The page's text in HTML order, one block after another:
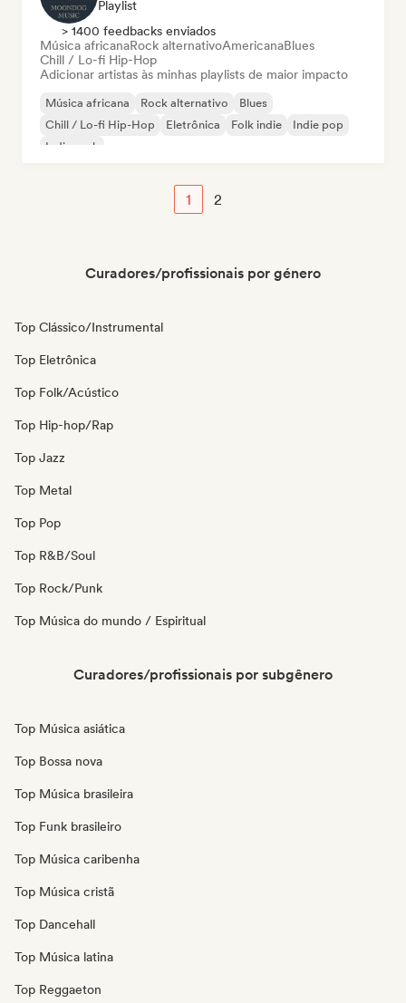
Playlist
> 1400 feedbacks enviados
Música africanaRock alternativoAmericanaBlues
Chill / Lo-fi Hip-Hop
Adicionar artistas às minhas playlists de maior impacto
Música africana Rock alternativo
Blues
Chill / Lo-fi Hip-Hop
Eletrônica Folk indie
Indie pop
Indie rock
1 2
Curadores/profissionais por género
Top Clássico/Instrumental
Top Eletrônica
Top Folk/Acústico
Top Hip-hop/Rap
Top Jazz
Top Metal
Top Pop
Top R&B/Soul
Top Rock/Punk
Top Música do mundo / Espiritual
Curadores/profissionais por subgênero
Top Música asiática
Top Bossa nova
Top Música brasileira
Top Funk brasileiro
Top Música caribenha
Top Música cristã
Top Dancehall
Top Música latina
Top Reggaeton